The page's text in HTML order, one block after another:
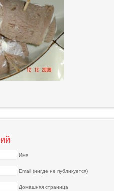
Имя
Email (нигде не публикуется)
Домашняя страница